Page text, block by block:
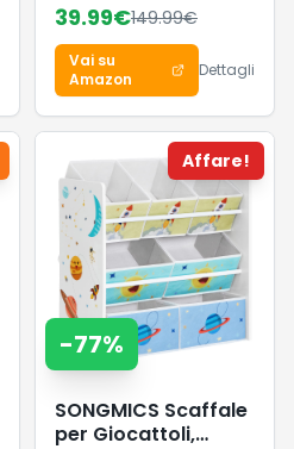
Chiamate
Bluetooth, Orologio
Fitness Rotondo da
1,38" con 147+
Modalità Sportive,
Cardiofrequenzimetro,
Sonno, IP68
Impermeabile,
Compatibile con
Android iOS
39.99€149.99€
Vai su
Amazon
Dettagli
Affare!
-77%
SONGMICS Scaffale
per Giocattoli,